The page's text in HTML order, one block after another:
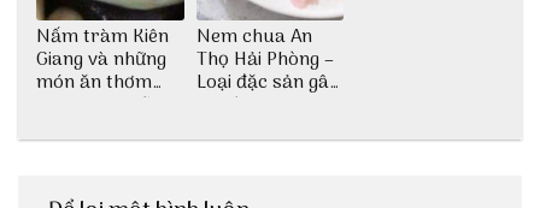
Nấm tràm Kiên
Giang và những
món ăn thơm
ngon khó cưỡng
Nem chua An
Thọ Hải Phòng –
Loại đặc sản gây
nghiện